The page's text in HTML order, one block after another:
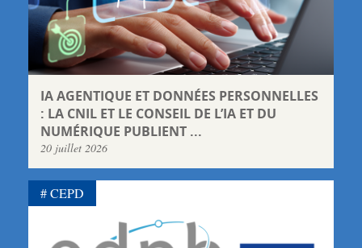
IA AGENTIQUE ET DONNÉES PERSONNELLES
: LA CNIL ET LE CONSEIL DE L’IA ET DU
NUMÉRIQUE PUBLIENT ...
20 juillet 2026
CEPD